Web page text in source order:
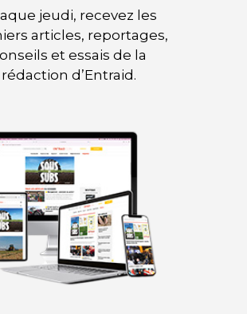
jeudi, recevez les
articles, reportages,
et essais de la
rédaction d’Entraid.